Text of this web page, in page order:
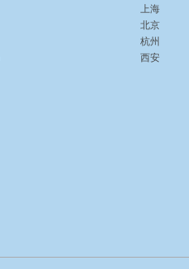
上海
北京
杭州
西安